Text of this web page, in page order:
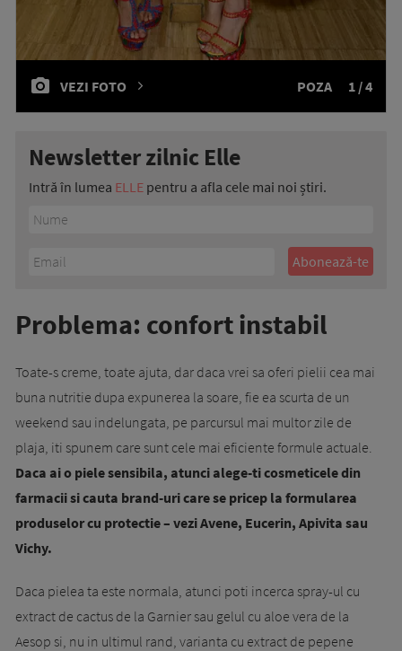
VEZI FOTO POZA 1 / 4
Newsletter zilnic Elle
Intră în lumea ELLE pentru a afla cele mai noi știri.
Problema: confort instabil
Toate-s creme, toate ajuta, dar daca vrei sa oferi pielii cea mai
buna nutritie dupa expunerea la soare, fie ea scurta de un
weekend sau indelungata, pe parcursul mai multor zile de
plaja, iti spunem care sunt cele mai eficiente formule actuale.
Daca ai o piele sensibila, atunci alege-ti cosmeticele din
farmacii si cauta brand-uri care se pricep la formularea
produselor cu protectie – vezi Avene, Eucerin, Apivita sau
Vichy.
Daca pielea ta este normala, atunci poti incerca spray-ul cu
extract de cactus de la Garnier sau gelul cu aloe vera de la
Aesop si, nu in ultimul rand, varianta cu extract de pepene